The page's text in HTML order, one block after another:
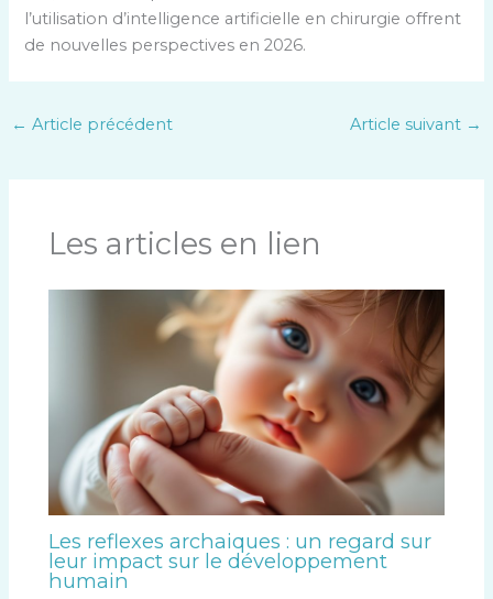
l’utilisation d’intelligence artificielle en chirurgie offrent
de nouvelles perspectives en 2026.
← Article précédent Article suivant →
Les articles en lien
Les reflexes archaiques : un regard sur
leur impact sur le développement
humain